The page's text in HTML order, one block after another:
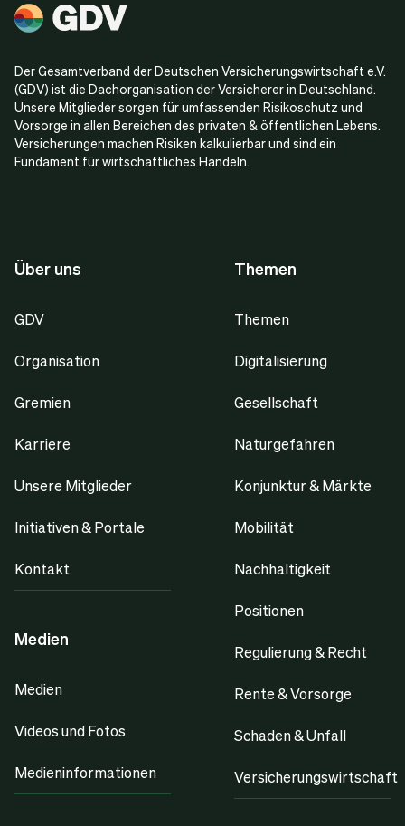
Der Gesamtverband der Deutschen Versicherungswirtschaft e.V.
(GDV) ist die Dachorganisation der Versicherer in Deutschland.
Unsere Mitglieder sorgen für umfassenden Risikoschutz und
Vorsorge in allen Bereichen des privaten & öffentlichen Lebens.
Versicherungen machen Risiken kalkulierbar und sind ein
Fundament für wirtschaftliches Handeln.
Über uns
GDV
Organisation
Gremien
Karriere
Unsere Mitglieder
Initiativen & Portale
Kontakt
Medien
Medien
Videos und Fotos
Medieninformationen
Themen
Themen
Digitalisierung
Gesellschaft
Naturgefahren
Konjunktur & Märkte
Mobilität
Nachhaltigkeit
Positionen
Regulierung & Recht
Rente & Vorsorge
Schaden & Unfall
Versicherungswirtschaft